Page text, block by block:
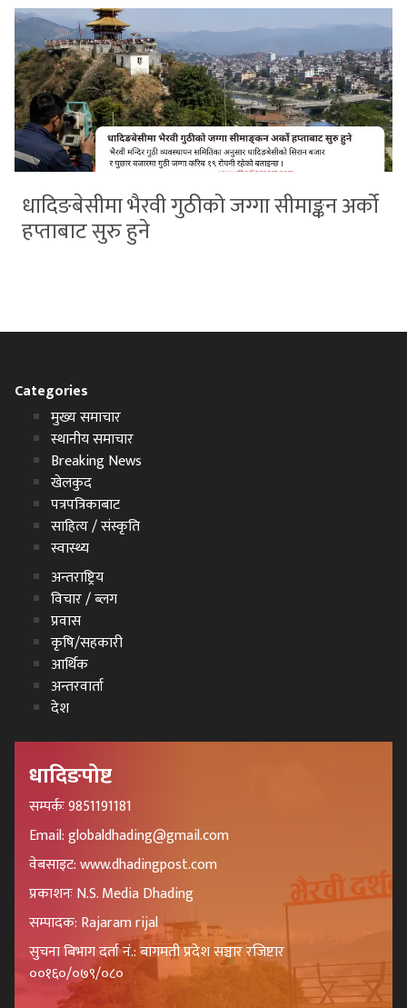
धादिङबेसीमा भैरवी गुठीको जग्गा सीमाङ्कन अर्को
हप्ताबाट सुरु हुने
Categories
मुख्य समाचार
स्थानीय समाचार
Breaking News
खेलकुद
पत्रपत्रिकाबाट
साहित्य / संस्कृति
स्वास्थ्य
अन्तराष्ट्रिय
विचार / ब्लग
प्रवास
कृषि/सहकारी
आर्थिक
अन्तरवार्ता
देश
धादिङपोष्ट
सम्पर्कः 9851191181
Email: globaldhading@gmail.com
वेबसाइट: www.dhadingpost.com
प्रकाशनः N.S. Media Dhading
सम्पादक: Rajaram rijal
सुचना बिभाग दर्ता नं.: बागमती प्रदेश सञ्चार रजिष्टार
००१६०/०७९/०८०